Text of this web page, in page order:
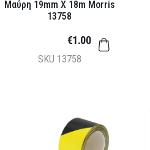
Μαύρη 19mm X 18m Morris
13758
SKU 13758
€1.00